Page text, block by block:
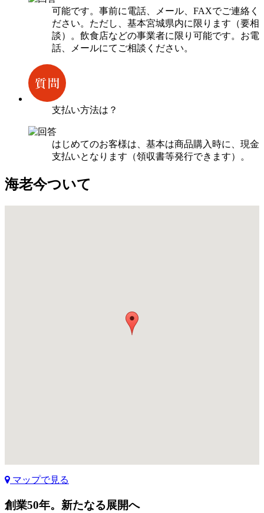
可能です。事前に電話、メール、FAXでご連絡く
ださい。ただし、基本宮城県内に限ります（要相
談）。飲食店などの事業者に限り可能です。お電
話、メールにてご相談ください。
支払い方法は？
はじめてのお客様は、基本は商品購入時に、現金
支払いとなります（領収書等発行できます）。
海老今ついて
マップで見る
創業50年。新たなる展開へ